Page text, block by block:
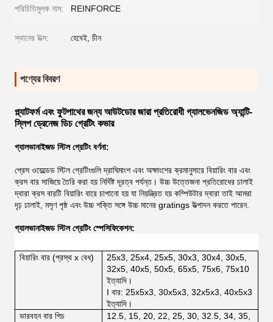
পরিচিতিমুলক নাম: REINFORCE
স্থানের উত্স: হেবেই, চীন
পণ্যের বিবরণ
প্ল্যাটফর্ম এবং ফুটপাথের জন্য আউটডোর জারা প্রতিরোধী গ্যালভেনজিড অ্যান্টি-
স্লিপ ড্রেনেজ ডিচ গ্রেটিং কভার
গ্যালভানাইজড স্টিল গ্রেটিং বর্ণনা:
প্রেস ওয়েল্ডেড স্টিল গ্রেটিংগুলি দ্রাঘিমাংশ এবং অক্ষাংশের ক্রমানুসারে বিয়ারিং বার এবং
ক্রস বার সাজিয়ে তৈরি করা হয় নির্দিষ্ট দূরত্ব পর্যন্ত। উচ্চ উত্তেজনা প্রতিরোধের ঢালাই
দ্বারা ক্রস বারটি বিয়ারিং বারে চাপানো হয় যা নিয়ন্ত্রিত হয় কম্পিউটার দ্বারা তাই আমরা
দৃঢ় ঢালাই, মসৃণ পৃষ্ঠ এবং উচ্চ শক্তি সঙ্গে উচ্চ মানের gratings উত্পাদন করতে পারেন.
গ্যালভানাইজড স্টিল গ্রেটিং স্পেসিফিকেশন:
বিয়ারিং বার (প্রস্থ x বেধ)
25x3, 25x4, 25x5, 30x3, 30x4, 30x5,
32x5, 40x5, 50x5, 65x5, 75x6, 75x10
ইত্যাদি।
I বার: 25x5x3, 30x5x3, 32x5x3, 40x5x3
ইত্যাদি।
ভারবহন বার পিচ
12.5, 15, 20, 22, 25, 30, 32.5, 34, 35,